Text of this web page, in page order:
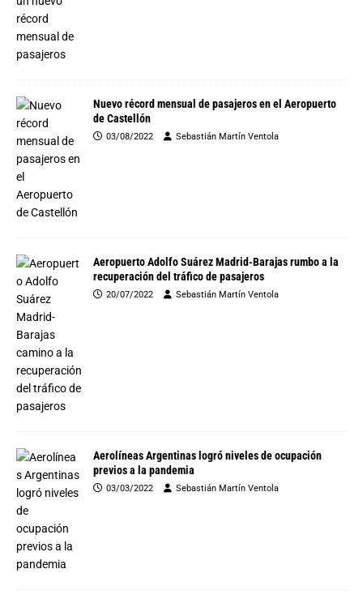
Nuevo récord mensual de pasajeros en el Aeropuerto
de Castellón
03/08/2022 Sebastián Martín Ventola
Aeropuerto Adolfo Suárez Madrid-Barajas rumbo a la
recuperación del tráfico de pasajeros
20/07/2022 Sebastián Martín Ventola
Aerolíneas Argentinas logró niveles de ocupación
previos a la pandemia
03/03/2022 Sebastián Martín Ventola